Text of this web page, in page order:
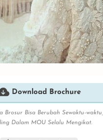
Download Brochure
Brosur Bisa Berubah Sewaktu-
Dalam MOU Selalu Mengikat.